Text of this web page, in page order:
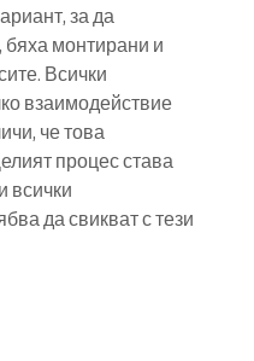
за да
бяха монтирани и
Всички
взаимодействие
че това
процес става
всички
да свикват с тези